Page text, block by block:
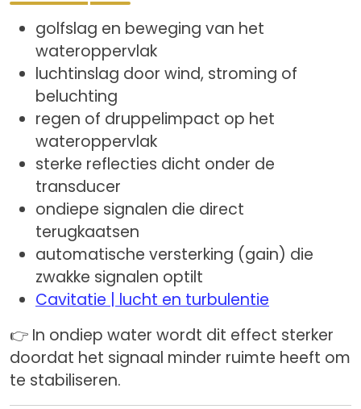
golfslag en beweging van het
wateroppervlak
luchtinslag door wind, stroming of
beluchting
regen of druppelimpact op het
wateroppervlak
sterke reflecties dicht onder de
transducer
ondiepe signalen die direct
terugkaatsen
automatische versterking (gain) die
zwakke signalen optilt
Cavitatie | lucht en turbulentie
👉 In ondiep water wordt dit effect sterker
doordat het signaal minder ruimte heeft om
te stabiliseren.